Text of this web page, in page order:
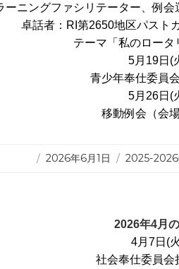
ーニングファシリテーター、例
卓話者：RI第2650地区パス
テーマ「私のロータ
5月19日(
青少年奉仕委員
5月26日(
移動例会（会場
投
2026年6月1日
カ
ー
2025-2026
2026年4月
4月7日(
社会奉仕委員会